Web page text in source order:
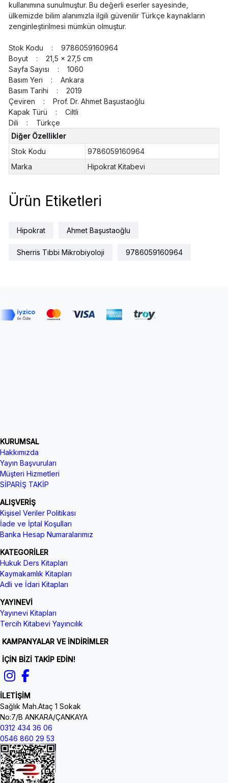
kullanımına sunulmuştur. Bu değerli eserler sayesinde,
ülkemizde bilim alanımızla ilgili güvenilir Türkçe kaynakların
zenginleştirilmesi mümkün olmuştur.
Stok Kodu : 9786059160964
Boyut : 21,5 x 27,5 cm
Sayfa Sayısı : 1060
Basım Yeri : Ankara
Basım Tarihi : 2019
Çeviren : Prof. Dr. Ahmet Başustaoğlu
Kapak Türü : Ciltli
Dili : Türkçe
Diğer Özellikler
Stok Kodu
9786059160964
Marka
Hipokrat Kitabevi
Ürün Etiketleri
Hipokrat Ahmet Başustaoğlu
Sherris Tıbbi Mikrobiyoloji 9786059160964
KURUMSAL
Hakkımızda
Yayın Başvuruları
Müşteri Hizmetleri
SİPARİŞ TAKİP
ALIŞVERİŞ
Kişisel Veriler Politikası
İade ve İptal Koşulları
Banka Hesap Numaralarımız
KATEGORİLER
Hukuk Ders Kitapları
Kaymakamlık Kitapları
Adli ve İdari Kitapları
YAYINEVİ
Yayınevi Kitapları
Tercih Kitabevi Yayıncılık
KAMPANYALAR VE İNDİRİMLER
İÇİN BİZİ TAKİP EDİN!
İLETİŞİM
Sağlık Mah.Ataç 1 Sokak
No:7/B ANKARA/ÇANKAYA
0312 434 36 06
0546 860 29 53